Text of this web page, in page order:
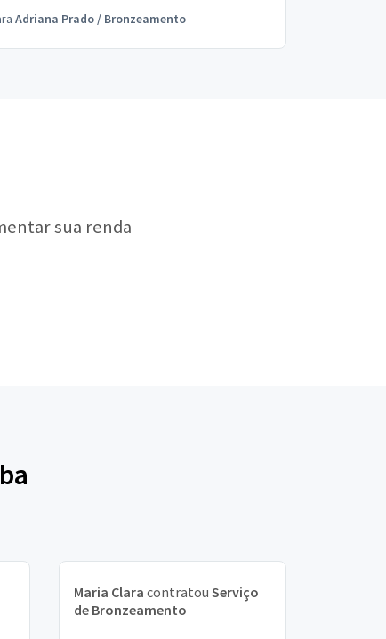
Adriana Prado/ Bronzeamento
sua renda
Maria Clara contratou Serviço
de Bronzeamento